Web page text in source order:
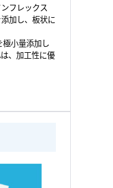
フレックス
加し、板状に
小量添加し
、加工性に優